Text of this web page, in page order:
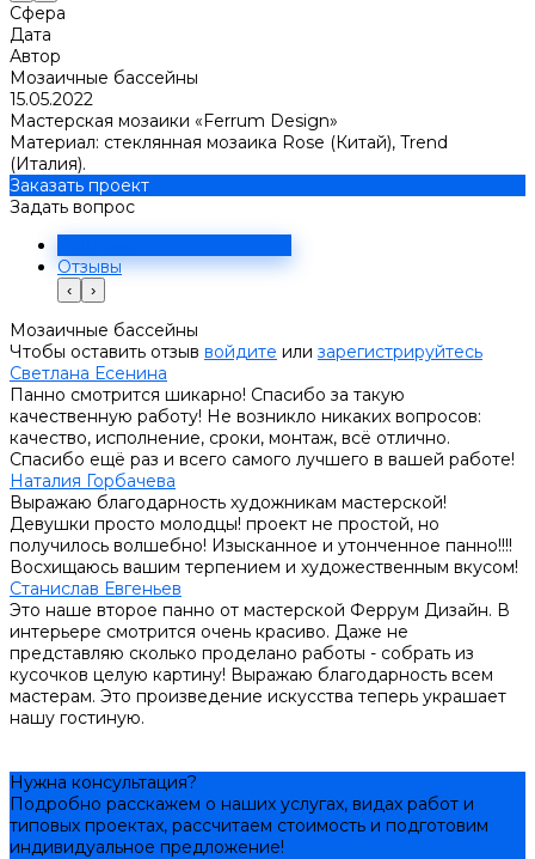
Сфера
Дата
Автор
Мозаичные бассейны
15.05.2022
Мастерская мозаики «Ferrum Design»
Материал: стеклянная мозаика Rose (Китай), Trend
(Италия).
Заказать проект
Задать вопрос
Отзывы
‹ ›
Мозаичные бассейны
Чтобы оставить отзыв войдите или зарегистрируйтесь
Светлана Есенина
Панно смотрится шикарно! Спасибо за такую
качественную работу! Не возникло никаких вопросов:
качество, исполнение, сроки, монтаж, всё отлично.
Спасибо ещё раз и всего самого лучшего в вашей работе!
Наталия Горбачева
Выражаю благодарность художникам мастерской!
Девушки просто молодцы! проект не простой, но
получилось волшебно! Изысканное и утонченное панно!!!!
Восхищаюсь вашим терпением и художественным вкусом!
Станислав Евгеньев
Это наше второе панно от мастерской Феррум Дизайн. В
интерьере смотрится очень красиво. Даже не
представляю сколько проделано работы - собрать из
кусочков целую картину! Выражаю благодарность всем
мастерам. Это произведение искусства теперь украшает
нашу гостиную.
Нужна консультация?
Подробно расскажем о наших услугах, видах работ и
типовых проектах, рассчитаем стоимость и подготовим
индивидуальное предложение!